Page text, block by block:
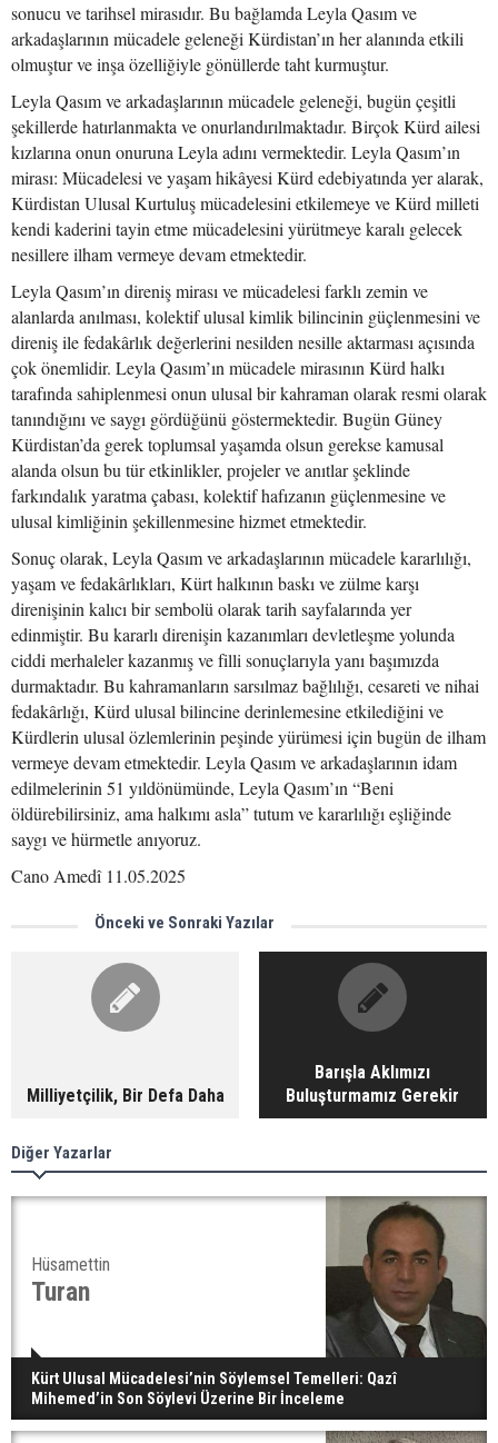
sonucu ve tarihsel mirasıdır. Bu bağlamda Leyla Qasım ve
arkadaşlarının mücadele geleneği Kürdistan’ın her alanında etkili
olmuştur ve inşa özelliğiyle gönüllerde taht kurmuştur.
Leyla Qasım ve arkadaşlarının mücadele geleneği, bugün çeşitli
şekillerde hatırlanmakta ve onurlandırılmaktadır. Birçok Kürd ailesi
kızlarına onun onuruna Leyla adını vermektedir. Leyla Qasım’ın
mirası: Mücadelesi ve yaşam hikâyesi Kürd edebiyatında yer alarak,
Kürdistan Ulusal Kurtuluş mücadelesini etkilemeye ve Kürd milleti
kendi kaderini tayin etme mücadelesini yürütmeye karalı gelecek
nesillere ilham vermeye devam etmektedir.
Leyla Qasım’ın direniş mirası ve mücadelesi farklı zemin ve
alanlarda anılması, kolektif ulusal kimlik bilincinin güçlenmesini ve
direniş ile fedakârlık değerlerini nesilden nesille aktarması açısında
çok önemlidir. Leyla Qasım’ın mücadele mirasının Kürd halkı
tarafında sahiplenmesi onun ulusal bir kahraman olarak resmi olarak
tanındığını ve saygı gördüğünü göstermektedir. Bugün Güney
Kürdistan’da gerek toplumsal yaşamda olsun gerekse kamusal
alanda olsun bu tür etkinlikler, projeler ve anıtlar şeklinde
farkındalık yaratma çabası, kolektif hafızanın güçlenmesine ve
ulusal kimliğinin şekillenmesine hizmet etmektedir.
Sonuç olarak, Leyla Qasım ve arkadaşlarının mücadele kararlılığı,
yaşam ve fedakârlıkları, Kürt halkının baskı ve zülme karşı
direnişinin kalıcı bir sembolü olarak tarih sayfalarında yer
edinmiştir. Bu kararlı direnişin kazanımları devletleşme yolunda
ciddi merhaleler kazanmış ve filli sonuçlarıyla yanı başımızda
durmaktadır. Bu kahramanların sarsılmaz bağlılığı, cesareti ve nihai
fedakârlığı, Kürd ulusal bilincine derinlemesine etkilediğini ve
Kürdlerin ulusal özlemlerinin peşinde yürümesi için bugün de ilham
vermeye devam etmektedir. Leyla Qasım ve arkadaşlarının idam
edilmelerinin 51 yıldönümünde, Leyla Qasım’ın “Beni
öldürebilirsiniz, ama halkımı asla” tutum ve kararlılığı eşliğinde
saygı ve hürmetle anıyoruz.
Cano Amedî 11.05.2025
Önceki ve Sonraki Yazılar
Milliyetçilik, Bir Defa Daha
Barışla Aklımızı
Buluşturmamız Gerekir
Diğer Yazarlar
Hüsamettin
Turan
Kürt Ulusal Mücadelesi’nin Söylemsel Temelleri: Qazî
Mihemed’in Son Söylevi Üzerine Bir İnceleme